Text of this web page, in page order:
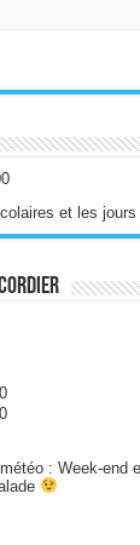
et les jours
: Week-end